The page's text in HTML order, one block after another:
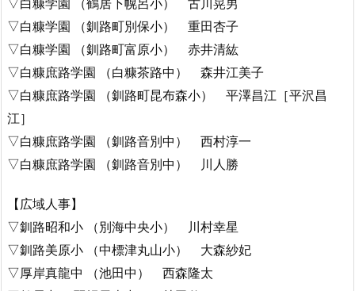
▽白糠学園 （釧路町別保小） 重田杏子
▽白糠学園 （釧路町富原小） 赤井清紘
▽白糠庶路学園 （白糠茶路中） 森井江美子
▽白糠庶路学園 （釧路町昆布森小） 平澤昌江［平沢昌
江］
▽白糠庶路学園 （釧路音別中） 西村淳一
▽白糠庶路学園 （釧路音別中） 川人勝
【広域人事】
▽釧路昭和小 （別海中央小） 川村幸星
▽釧路美原小 （中標津丸山小） 大森紗妃
▽厚岸真龍中 （池田中） 西森隆太